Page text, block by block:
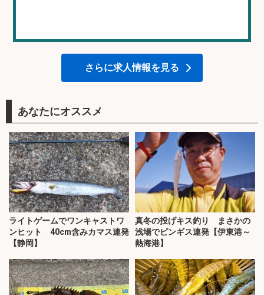
さらに求人情報を見る
あなたにオススメ
ライトゲームでワンキャストワ
ンヒット 40cm含みカマス連発
【静岡】
真冬の投げキス釣り まさかの
浅場でピンギス連発【伊東港～
熱海港】